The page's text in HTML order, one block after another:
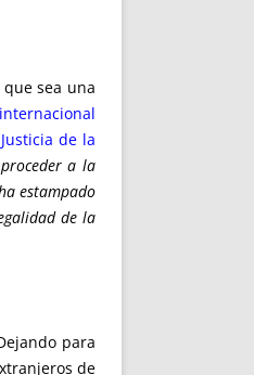
sea una
de la
a la
estampado
de la
para
de